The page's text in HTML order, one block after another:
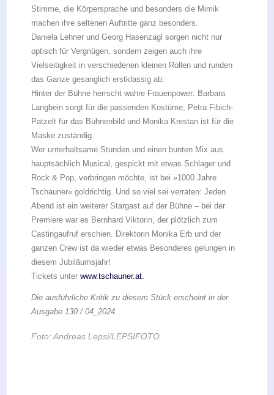
Stimme, die Körpersprache und besonders die Mimik
machen ihre seltenen Auftritte ganz besonders.
Daniela Lehner und Georg Hasenzagl sorgen nicht nur
optisch für Vergnügen, sondern zeigen auch ihre
Vielseitigkeit in verschiedenen kleinen Rollen und runden
das Ganze gesanglich erstklassig ab.
Hinter der Bühne herrscht wahre Frauenpower: Barbara
Langbein sorgt für die passenden Kostüme, Petra Fibich-
Patzelt für das Bühnenbild und Monika Krestan ist für die
Maske zuständig.
Wer unterhaltsame Stunden und einen bunten Mix aus
hauptsächlich Musical, gespickt mit etwas Schlager und
Rock & Pop, verbringen möchte, ist bei »1000 Jahre
Tschauner« goldrichtig. Und so viel sei verraten: Jeden
Abend ist ein weiterer Stargast auf der Bühne – bei der
Premiere war es Bernhard Viktorin, der plötzlich zum
Castingaufruf erschien. Direktorin Monika Erb und der
ganzen Crew ist da wieder etwas Besonderes gelungen in
diesem Jubiläumsjahr!
Tickets unterwww.tschauner.at.
Die ausführliche Kritik zu diesem Stück erscheint in der
Ausgabe 130 / 04_2024.
Foto: Andreas Lepsi/LEPSIFOTO